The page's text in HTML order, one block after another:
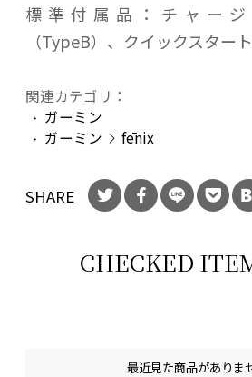
標準付属品：チャー
（TypeB）、クイックスター
関連カテゴリ：
ガーミン
ガーミン
fēnix
SHARE
CHECKED
最近見た商品がありま